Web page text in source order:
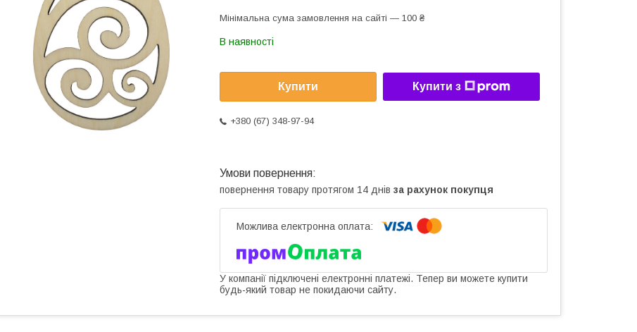
Мінімальна сума замовлення на сайті — 100 ₴
В наявності
Купити Купити з
+380 (67) 348-97-94
повернення товару протягом 14 днів за рахунок покупця
У компанії підключені електронні платежі. Тепер ви можете купити
будь-який товар не покидаючи сайту.